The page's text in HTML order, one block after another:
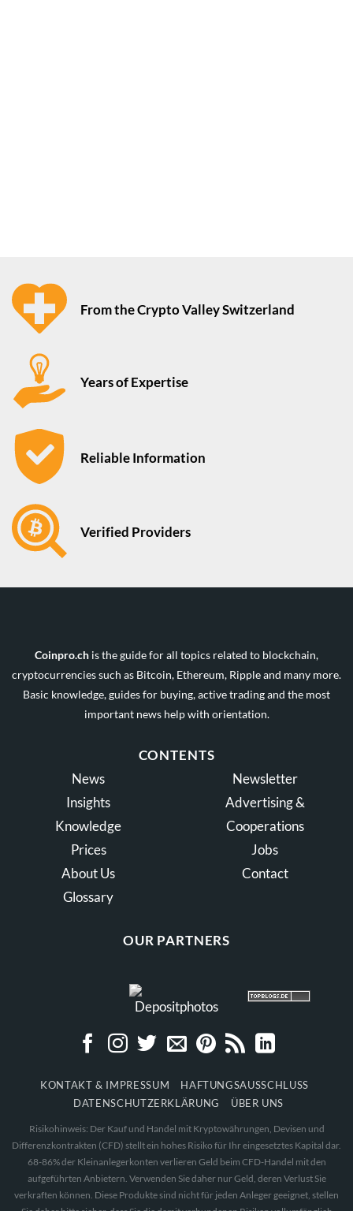
From the Crypto Valley Switzerland
Years of Expertise
Reliable Information
Verified Providers
Coinpro.ch is the guide for all topics related to blockchain,
cryptocurrencies such as Bitcoin, Ethereum, Ripple and many more.
Basic knowledge, guides for buying, active trading and the most
important news help with orientation.
CONTENTS
News
Insights
Knowledge
Prices
About Us
Glossary
Newsletter
Advertising &
Cooperations
Jobs
Contact
OUR PARTNERS
KONTAKT & IMPRESSUM
HAFTUNGSAUSSCHLUSS
DATENSCHUTZERKLÄRUNG
ÜBER UNS
Risikohinweis: Der Kauf und Handel mit Kryptowährungen, Devisen und
Differenzkontrakten (CFD) stellt ein hohes Risiko für Ihr eingesetztes Kapital dar.
68-86% der Kleinanlegerkonten verlieren Geld beim CFD-Handel mit den
aufgeführten Anbietern. Verwenden Sie daher nur Geld, deren Verlust Sie
verkraften können. Diese Produkte sind nicht für jeden Anleger geeignet, stellen